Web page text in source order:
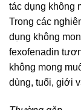
tác dụng không
Trong các
dụng không
fexofenadin
không mong
dùng, tuổi, giới